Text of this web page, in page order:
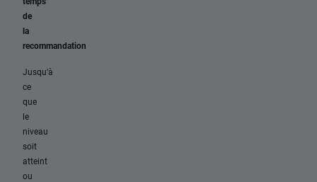
de
la
recommandation
Jusqu'à
ce
que
le
niveau
soit
atteint
ou